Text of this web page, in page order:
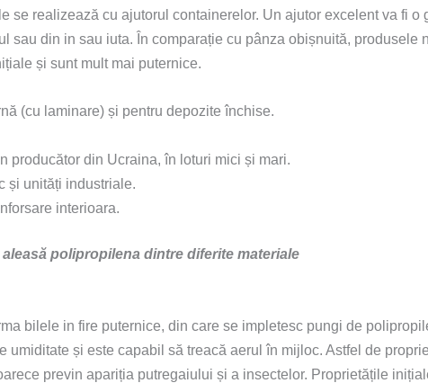
se realizează cu ajutorul containerelor. Un ajutor excelent va fi o
sau din in sau iuta. În comparație cu pânza obișnuită, produsele
și sunt mult mai puternice.
(cu laminare) și pentru depozite închise.
producător din Ucraina, în loturi mici și mari.
și unități industriale.
interioara.
aleasă polipropilena dintre diferite materiale
bilele in fire puternice, din care se impletesc pungi de
umiditate și este capabil să treacă aerul în mijloc. Astfel de
previn apariția putregaiului și a insectelor. Proprietățile